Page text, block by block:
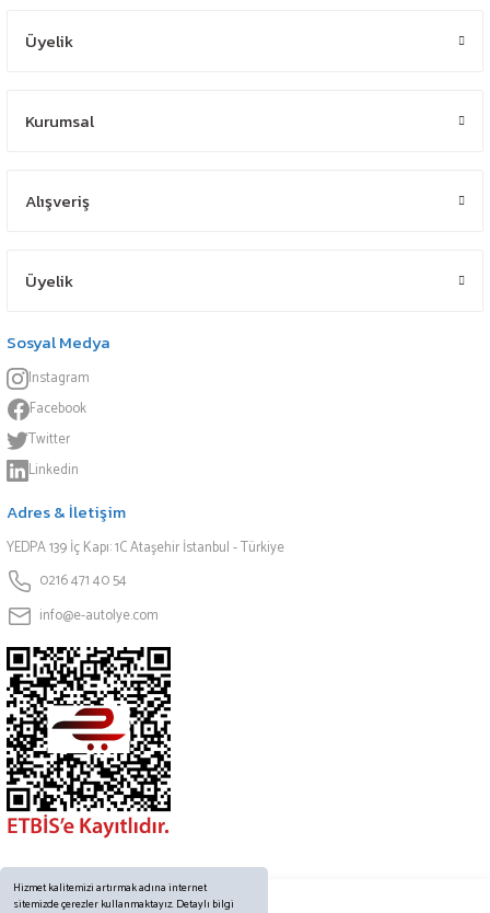
Hizmet kalitemizi artırmak adına internet
sitemizde çerezler kullanmaktayız. Detaylı bilgi
Üyelik
Kurumsal
Alışveriş
Üyelik
Sosyal Medya
Instagram
Facebook
Twitter
Linkedin
Adres & İletişim
YEDPA 139 İç Kapı: 1C Ataşehir İstanbul - Türkiye
0216 471 40 54
info@e-autolye.com